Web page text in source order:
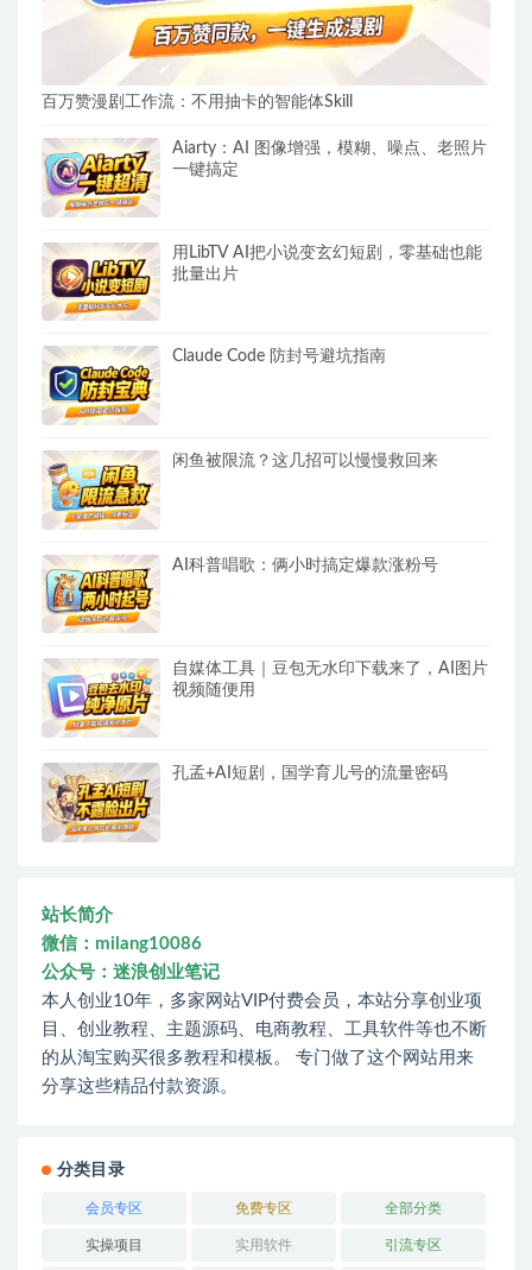
百万赞漫剧工作流：不用抽卡的智能体Skill
Aiarty：AI 图像增强，模糊、噪点、老照片
一键搞定
用LibTV AI把小说变玄幻短剧，零基础也能
批量出片
Claude Code 防封号避坑指南
闲鱼被限流？这几招可以慢慢救回来
AI科普唱歌：俩小时搞定爆款涨粉号
自媒体工具｜豆包无水印下载来了，AI图片
视频随便用
孔孟+AI短剧，国学育儿号的流量密码
站长简介
微信：milang10086
公众号：迷浪创业笔记
本人创业10年，多家网站VIP付费会员，本站分享创业项
目、创业教程、主题源码、电商教程、工具软件等也不断
的从淘宝购买很多教程和模板。 专门做了这个网站用来
分享这些精品付款资源。
分类目录
会员专区 免费专区 全部分类
实操项目 实用软件 引流专区